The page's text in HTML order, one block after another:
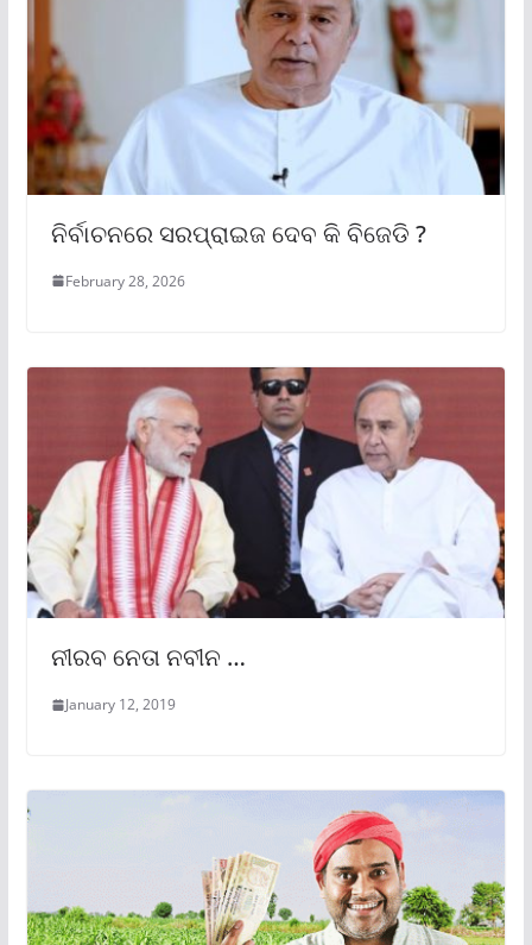
ନିର୍ବାଚନରେ ସରପ୍ରାଇଜ ଦେବ କି ବିଜେଡି ?
February 28, 2026
ନୀରବ ନେତା ନବୀନ …
January 12, 2019